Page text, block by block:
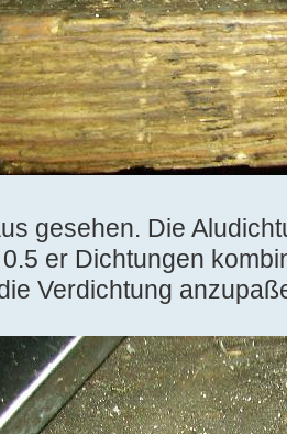
gesehen. Die
er Dichtungen
Verdichtung